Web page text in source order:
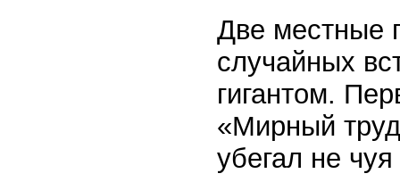
Две местные
случайных
гигантом.
«Мирный
убегал не